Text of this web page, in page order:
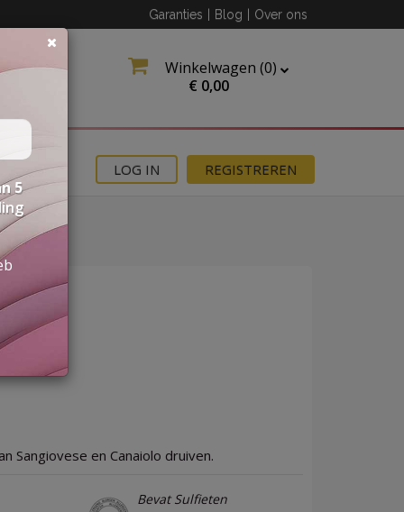
Garanties Blog Over ons
Winkelwagen (0)
€ 0,00
REGISTREREN
LOG IN
Sangiovese en Canaiolo druiven.
Bevat Sulfieten
5